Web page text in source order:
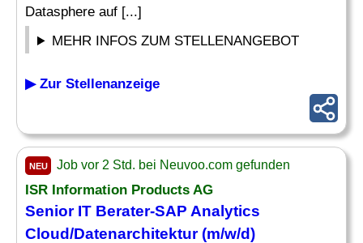
Datasphere auf [...]
MEHR INFOS ZUM STELLENANGEBOT
▶ Zur Stellenanzeige
NEU Job vor 2 Std. bei Neuvoo.com gefunden
ISR Information Products AG
Senior IT Berater-SAP Analytics
Cloud/Datenarchitektur (m/w/d)